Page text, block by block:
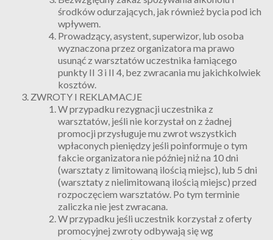
środków odurzających, jak również bycia pod ich
wpływem.
Prowadzący, asystent, superwizor, lub osoba
wyznaczona przez organizatora ma prawo
usunąć z warsztatów uczestnika łamiącego
punkty II 3 i II 4, bez zwracania mu jakichkolwiek
kosztów.
ZWROTY I REKLAMACJE
W przypadku rezygnacji uczestnika z
warsztatów, jeśli nie korzystał on z żadnej
promocji przysługuje mu zwrot wszystkich
wpłaconych pieniędzy jeśli poinformuje o tym
fakcie organizatora nie później niż na 10 dni
(warsztaty z limitowaną ilością miejsc), lub 5 dni
(warsztaty z nielimitowaną ilością miejsc) przed
rozpoczęciem warsztatów. Po tym terminie
zaliczka nie jest zwracana.
W przypadku jeśli uczestnik korzystał z oferty
promocyjnej zwroty odbywają się wg